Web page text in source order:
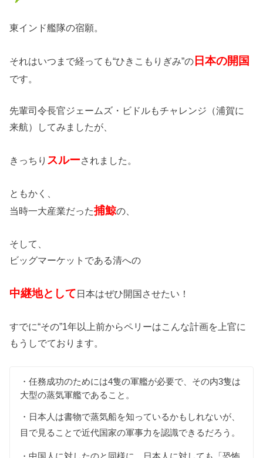
東インド艦隊の宿願。
それはいつまで経っても“ひきこもりぎみ”の 日本の開国
です。
先輩司令長官ジェームズ・ビドルもチャレンジ（浦賀に
来航）してみましたが、
きっちり スルーされました。
ともかく、
当時一大産業だった捕鯨の、
そして、
ビッグマーケットである清への
中継地として日本はぜひ開国させたい！
すでに“その”1年以上前からペリーはこんな計画を上官に
もうしでております。
・任務成功のためには4隻の軍艦が必要で、その内3隻は
大型の蒸気軍艦であること。
・日本人は書物で蒸気船を知っているかもしれないが、
目で見ることで近代国家の軍事力を認識できるだろう。
・中国人に対したのと同様に、日本人に対しても「恐怖